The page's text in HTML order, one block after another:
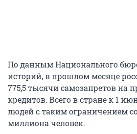
По данным Национального
историй, в прошлом месяце
775,5 тысячи самозапретов на
кредитов. Всего в стране к 1
людей с таким ограничением
миллиона человек.